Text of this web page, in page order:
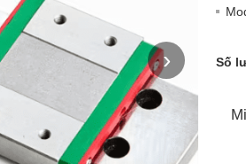
› Số